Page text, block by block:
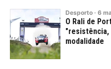
Desporto · 6
O Rali de
"resistência,
modalidade